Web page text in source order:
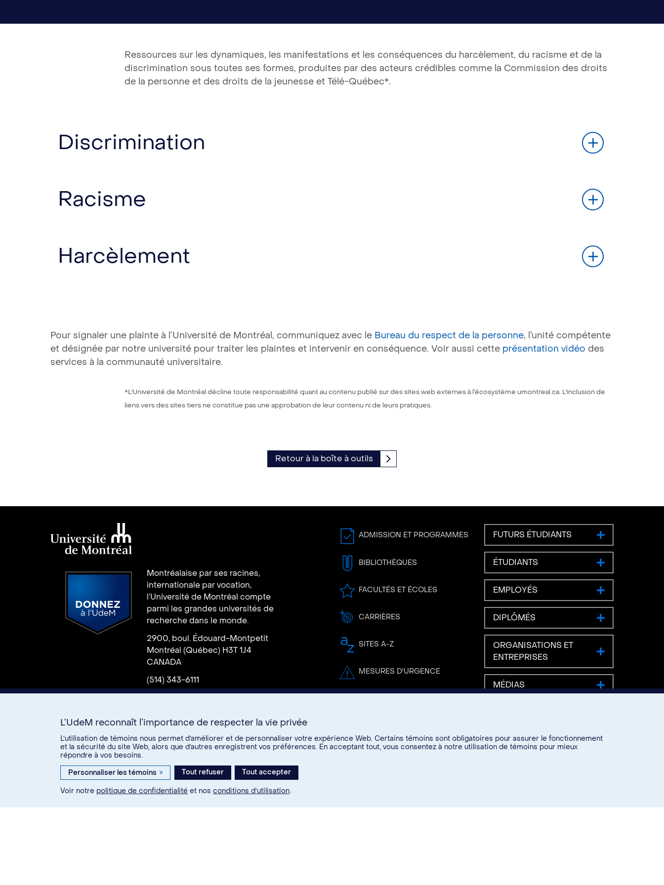
Ressources sur les dynamiques, les manifestations et les conséquences du harcèlement, du racisme et de la
discrimination sous toutes ses formes, produites par des acteurs crédibles comme la Commission des droits
de la personne et des droits de la jeunesse et Télé-Québec*.
Discrimination
Racisme
Harcèlement
Pour signaler une plainte à l’Université de Montréal, communiquez avec le Bureau du respect de la personne, l’unité compétente
et désignée par notre université pour traiter les plaintes et intervenir en conséquence. Voir aussi cette présentation vidéo des
services à la communauté universitaire.
*L'Université de Montréal décline toute responsabilité quant au contenu publié sur des sites web externes à l’écosystème umontreal.ca. L'inclusion de
liens vers des sites tiers ne constitue pas une approbation de leur contenu ni de leurs pratiques.
Retour à la boîte à outils
FUTURS ÉTUDIANTS
ÉTUDIANTS
EMPLOYÉS
DIPLÔMÉS
ORGANISATIONS ET
ENTREPRISES
MÉDIAS
ADMISSION ET PROGRAMMES
BIBLIOTHÈQUES
FACULTÉS ET ÉCOLES
CARRIÈRES
SITES A-Z
MESURES D'URGENCE
Montréalaise par ses racines,
internationale par vocation,
l’Université de Montréal compte
parmi les grandes universités de
recherche dans le monde.
2900, boul. Édouard-Montpetit
Montréal (Québec) H3T 1J4
CANADA
(514) 343-6111
U15
Comment
rendre
Plan Nous
TwitterFacebookLinkedInInstagramYoutube
L’UdeM reconnaît l’importance de respecter la vie privée
L’utilisation de témoins nous permet d’améliorer et de personnaliser votre expérience Web. Certains témoins sont obligatoires pour assurer le fonctionnement
et la sécurité du site Web, alors que d’autres enregistrent vos préférences. En acceptant tout, vous consentez à notre utilisation de témoins pour mieux
répondre à vos besoins.
Personnaliser les témoins > Tout refuser
Tout accepter
Voir notre politique de confidentialité et nos conditions d’utilisation.